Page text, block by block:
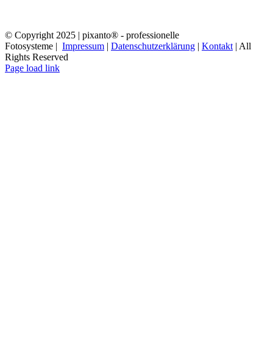
© Copyright 2025 | pixanto® - professionelle
Fotosysteme | Impressum | Datenschutzerklärung | Kontakt | All
Rights Reserved
Page load link